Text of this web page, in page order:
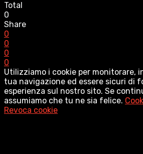
Total
0
Share
0
0
0
0
Utilizziamo i cookie per monitorare,
tua navigazione ed essere sicuri di
esperienza sul nostro sito. Se
assumiamo che tu ne sia felice.
Revoca cookie